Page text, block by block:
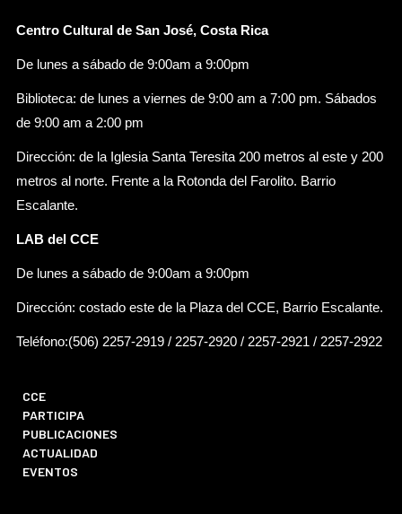
Centro Cultural de San José, Costa Rica
De lunes a sábado de 9:00am a 9:00pm
Biblioteca: de lunes a viernes de 9:00 am a 7:00 pm. Sábados
de 9:00 am a 2:00 pm
Dirección: de la Iglesia Santa Teresita 200 metros al este y 200
metros al norte. Frente a la Rotonda del Farolito. Barrio
Escalante.
LAB del CCE
De lunes a sábado de 9:00am a 9:00pm
Dirección: costado este de la Plaza del CCE, Barrio Escalante.
Teléfono:(506) 2257-2919 / 2257-2920 / 2257-2921 / 2257-2922
CCE
PARTICIPA
PUBLICACIONES
ACTUALIDAD
EVENTOS